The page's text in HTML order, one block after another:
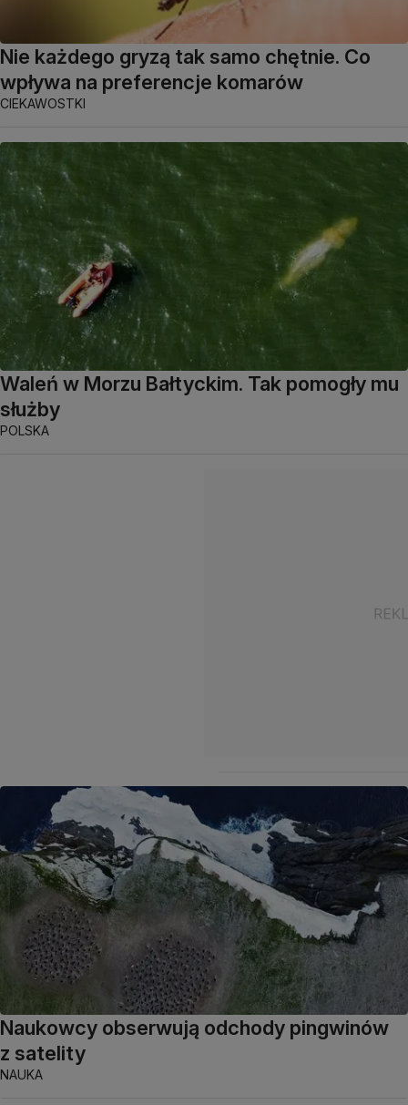
Nie każdego gryzą tak samo chętnie. Co
wpływa na preferencje komarów
CIEKAWOSTKI
Waleń w Morzu Bałtyckim. Tak pomogły mu
służby
POLSKA
Naukowcy obserwują odchody pingwinów
z satelity
NAUKA